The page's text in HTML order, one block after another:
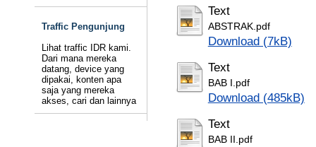
Traffic Pengunjung
Lihat traffic IDR kami.
Dari mana mereka
datang, device yang
dipakai, konten apa
saja yang mereka
akses, cari dan lainnya
Text
ABSTRAK.pdf
Download (7kB)
Text
BAB I.pdf
Download (485kB)
Text
BAB II.pdf